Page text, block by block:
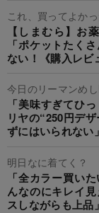
これ、買ってよかっ
【しまむら】お
「ポケットたく
ない！《購入レビ
今日のリーマンめ
「美味すぎてひ
リヤの“250円デ
ずにはいられない
明日なに着てく？
「全カラー買い
んなのにキレイ
スしながらも上品